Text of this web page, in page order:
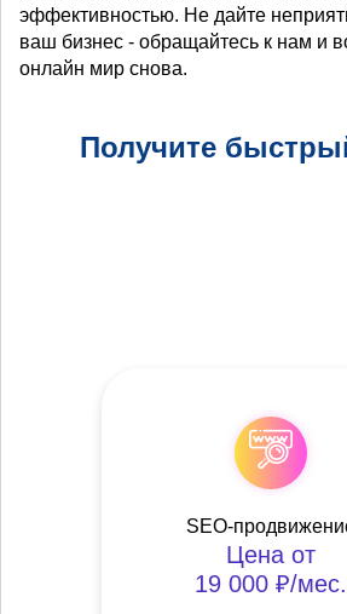
эффективностью. Не дайте
ваш бизнес - обращайтесь к нам и
онлайн мир снова.
Получите
SEO-
Цена от
19 000 ₽/мес.